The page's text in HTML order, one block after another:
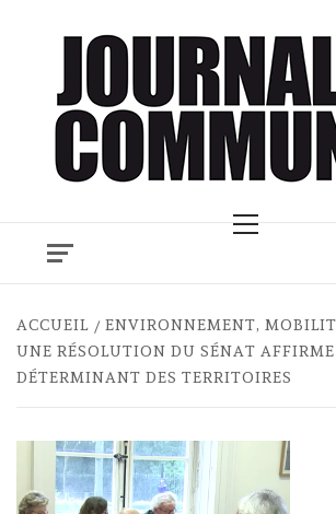
Menu
ACCUEIL ENVIRONNEMENT,
UNE RÉSOLUTION DU SÉNAT AFFIRME
DÉTERMINANT DES TERRITOIRES